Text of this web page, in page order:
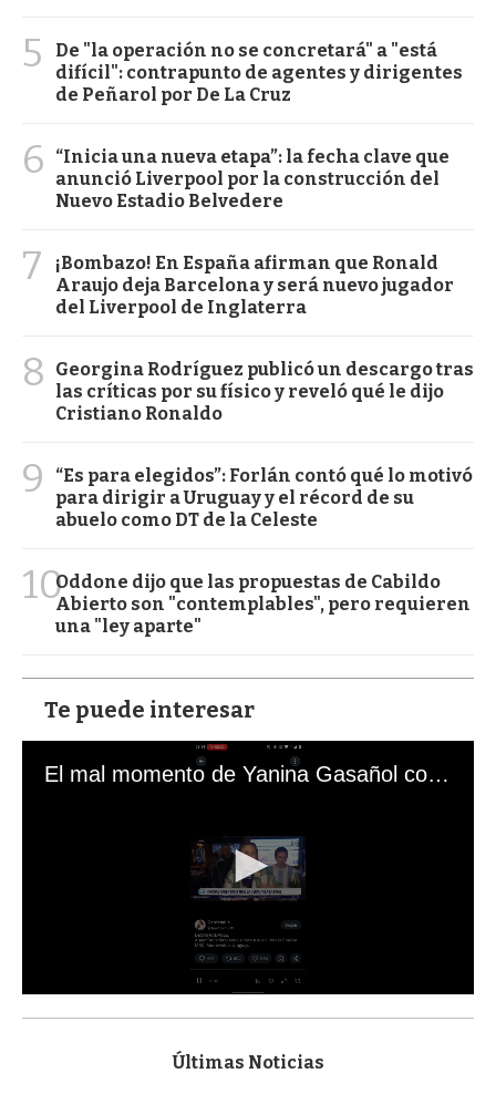
5
De "la operación no se concretará" a "está
difícil": contrapunto de agentes y dirigentes
de Peñarol por De La Cruz
6
“Inicia una nueva etapa”: la fecha clave que
anunció Liverpool por la construcción del
Nuevo Estadio Belvedere
7
¡Bombazo! En España afirman que Ronald
Araujo deja Barcelona y será nuevo jugador
del Liverpool de Inglaterra
8
Georgina Rodríguez publicó un descargo tras
las críticas por su físico y reveló qué le dijo
Cristiano Ronaldo
9
“Es para elegidos”: Forlán contó qué lo motivó
para dirigir a Uruguay y el récord de su
abuelo como DT de la Celeste
10Oddone dijo que las propuestas de Cabildo
Abierto son "contemplables", pero requieren
una "ley aparte"
Te puede interesar
El mal momento de Yanina Gasañol con un hincha argentino en "Subrayado"
s
Últimas Noticias